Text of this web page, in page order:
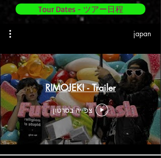
Tour Dates - ツアー日程
japan
RIMOJEKI - Trailer
צפייה בסרטון